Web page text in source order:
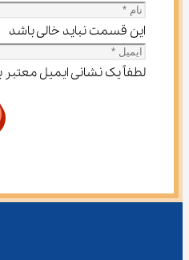
این قسمت نباید خالی باشد
لطفاً یک نشانی ایمیل معتبر